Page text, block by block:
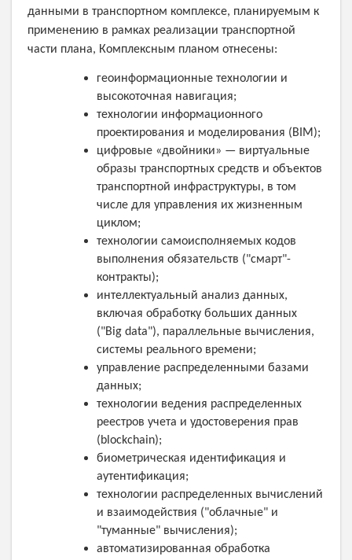
данными в транспортном комплексе, планируемым к
применению в рамках реализации транспортной
части плана, Комплексным планом отнесены:
геоинформационные технологии и
высокоточная навигация;
технологии информационного
проектирования и моделирования (BIM);
цифровые «двойники» — виртуальные
образы транспортных средств и объектов
транспортной инфраструктуры, в том
числе для управления их жизненным
циклом;
технологии самоисполняемых кодов
выполнения обязательств ("смарт"-
контракты);
интеллектуальный анализ данных,
включая обработку больших данных
("Big data"), параллельные вычисления,
системы реального времени;
управление распределенными базами
данных;
технологии ведения распределенных
реестров учета и удостоверения прав
(blockchain);
биометрическая идентификация и
аутентификация;
технологии распределенных вычислений
и взаимодействия ("облачные" и
"туманные" вычисления);
автоматизированная обработка